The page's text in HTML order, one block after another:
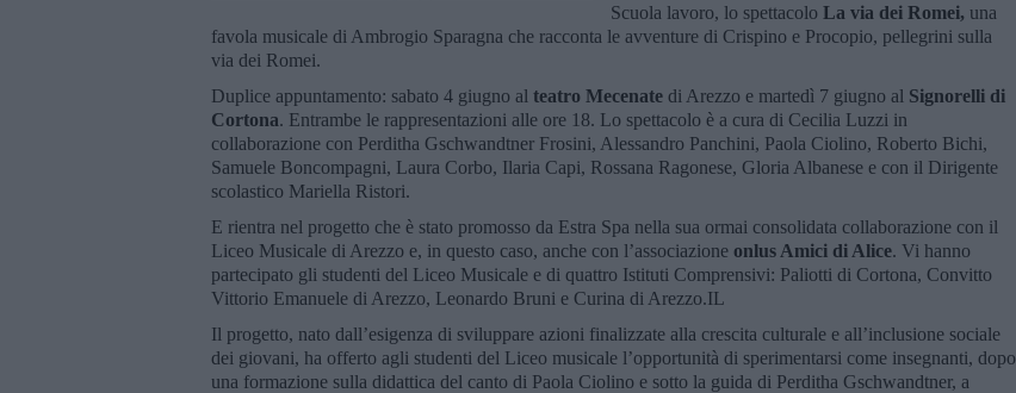
Scuola lavoro, lo spettacolo La via dei Romei, una
favola musicale di Ambrogio Sparagna che racconta le avventure di Crispino e Procopio, pellegrini sulla
via dei Romei.
Duplice appuntamento: sabato 4 giugno al teatro Mecenate di Arezzo e martedì 7 giugno al Signorelli di
Cortona. Entrambe le rappresentazioni alle ore 18. Lo spettacolo è a cura di Cecilia Luzzi in
collaborazione con Perditha Gschwandtner Frosini, Alessandro Panchini, Paola Ciolino, Roberto Bichi,
Samuele Boncompagni, Laura Corbo, Ilaria Capi, Rossana Ragonese, Gloria Albanese e con il Dirigente
scolastico Mariella Ristori.
E rientra nel progetto che è stato promosso da Estra Spa nella sua ormai consolidata collaborazione con il
Liceo Musicale di Arezzo e, in questo caso, anche con l’associazione onlus Amici di Alice. Vi hanno
partecipato gli studenti del Liceo Musicale e di quattro Istituti Comprensivi: Paliotti di Cortona, Convitto
Vittorio Emanuele di Arezzo, Leonardo Bruni e Curina di Arezzo.IL
Il progetto, nato dall’esigenza di sviluppare azioni finalizzate alla crescita culturale e all’inclusione sociale
dei giovani, ha offerto agli studenti del Liceo musicale l’opportunità di sperimentarsi come insegnanti, dopo
una formazione sulla didattica del canto di Paola Ciolino e sotto la guida di Perditha Gschwandtner, a